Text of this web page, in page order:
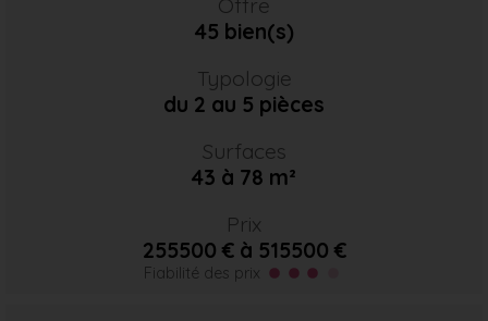
Offre
45 bien(s)
Typologie
du 2 au 5 pièces
Surfaces
43 à 78 m²
Prix
255500 € à 515500 €
Fiabilité des prix